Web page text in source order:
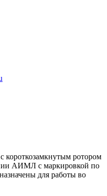
короткозамкнутым ротором
АИМЛ с маркировкой по
для работы во